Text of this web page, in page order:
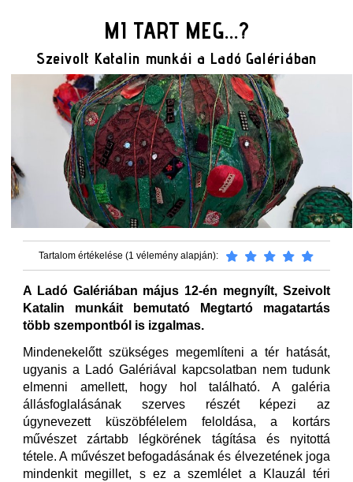
MI TART MEG...?
Szeivolt Katalin munkái a Ladó Galériában
Tartalom értékelése (1 vélemény alapján):
A Ladó Galériában május 12-én megnyílt, Szeivolt
Katalin munkáit bemutató Megtartó magatartás
több szempontból is izgalmas.
Mindenekelőtt szükséges megemlíteni a tér hatását,
ugyanis a Ladó Galériával kapcsolatban nem tudunk
elmenni amellett, hogy hol található. A galéria
állásfoglalásának szerves részét képezi az
úgynevezett küszöbfélelem feloldása, a kortárs
művészet zártabb légkörének tágítása és nyitottá
tétele. A művészet befogadásának és élvezetének joga
mindenkit megillet, s ez a szemlélet a Klauzál téri